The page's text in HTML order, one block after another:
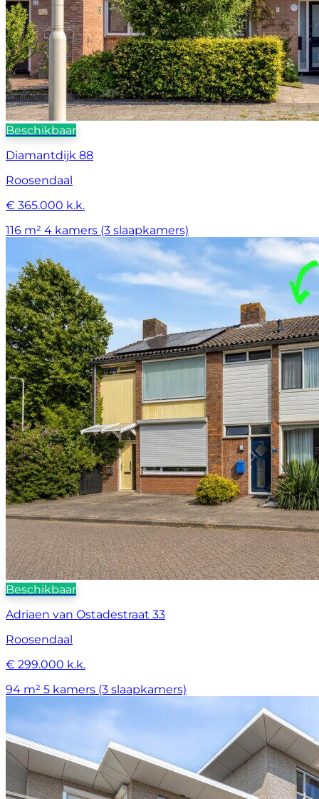
Beschikbaar
Diamantdijk 88
Roosendaal
€ 365.000 k.k.
116 m² 4 kamers (3 slaapkamers)
Beschikbaar
Adriaen van Ostadestraat 33
Roosendaal
€ 299.000 k.k.
94 m² 5 kamers (3 slaapkamers)